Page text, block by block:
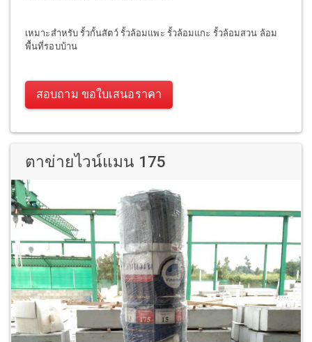
เหมาะสำหรับ รั้วกั้นสัตว์ รั้วล้อมแพะ รั้วล้อมแกะ รั้วล้อมสวน ล้อม
พื้นที่รอบบ้าน
สอบถาม ขอใบเสนอราคา
ตาข่ายไวน์แมน 175